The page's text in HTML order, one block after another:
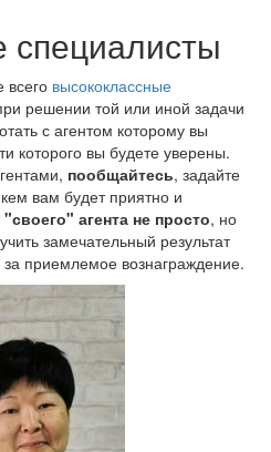
высококлассные
решении той или иной задачи
с агентом которому вы
которого вы будете уверены.
пообщайтесь, задайте
кем вам будет приятно и
агента не просто, но
замечательный результат
приемлемое вознаграждение.